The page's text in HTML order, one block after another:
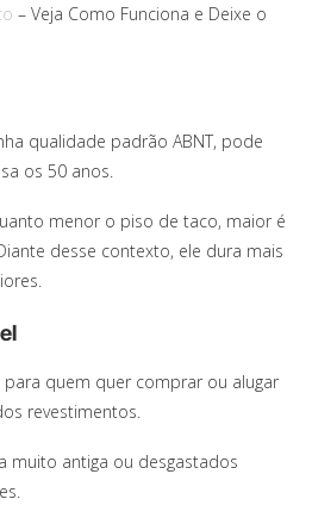
– Veja Como Funciona e Deixe o
qualidade padrão ABNT, pode
os 50 anos.
menor o piso de taco, maior é
desse contexto, ele dura mais
quem quer comprar ou alugar
revestimentos.
muito antiga ou desgastados